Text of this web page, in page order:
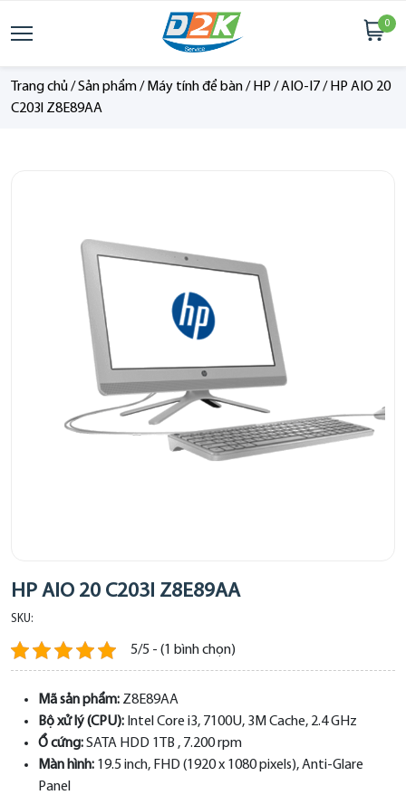
0
Trang chủ/Sản phẩm/ Máy tính để bàn/ HP /AIO-I7/ HP AIO 20
C203l Z8E89AA
HP AIO 20 C203l Z8E89AA
SKU:
5/5 - (1 bình chọn)
Mã sản phẩm: Z8E89AA
Bộ xử lý (CPU): Intel Core i3, 7100U, 3M Cache, 2.4 GHz
Ổ cứng:SATA HDD 1TB , 7.200 rpm
Màn hình: 19.5 inch, FHD (1920 x 1080 pixels), Anti-Glare
Panel